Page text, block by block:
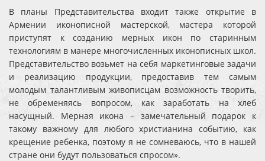
В планы Представительства входит также открытие в
Армении иконописной мастерской, мастера которой
приступят к созданию мерных икон по старинным
технологиям в манере многочисленных иконописных школ.
Представительство возьмет на себя маркетинговые задачи
и реализацию продукции, предоставив тем самым
молодым талантливым живописцам возможность творить,
не обременяясь вопросом, как заработать на хлеб
насущный. Мерная икона – замечательный подарок к
такому важному для любого христианина событию, как
крещение ребенка, поэтому я не сомневаюсь, что в нашей
стране они будут пользоваться спросом».